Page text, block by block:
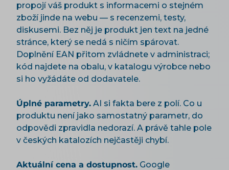
propojí váš produkt s informacemi o stejném
zboží jinde na webu — s recenzemi, testy,
diskusemi. Bez něj je produkt jen text na jedné
stránce, který se nedá s ničím spárovat.
Doplnění EAN přitom zvládnete v administraci;
kód najdete na obalu, v katalogu výrobce nebo
si ho vyžádáte od dodavatele.
Úplné parametry. AI si fakta bere z polí. Co u
produktu není jako samostatný parametr, do
odpovědi zpravidla nedorazí. A právě tahle pole
v českých katalozích nejčastěji chybí.
Aktuální cena a dostupnost. Google